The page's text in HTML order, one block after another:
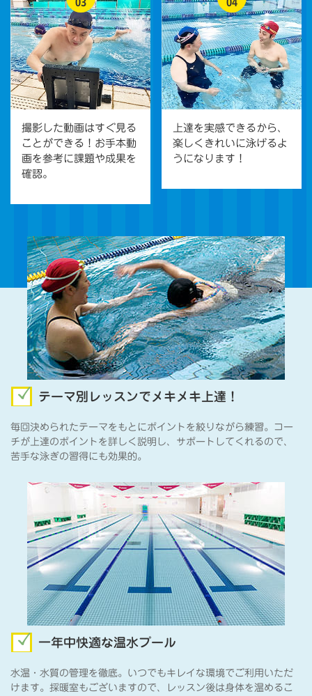
撮影した動画はすぐ見る
ことができる！お手本動
画を参考に課題や成果を
確認。
03
上達を実感できるから、
楽しくきれいに泳げるよ
うになります！
04
テーマ別レッスンでメキメキ上達！
毎回決められたテーマをもとにポイントを絞りながら練習。コー
チが上達のポイントを詳しく説明し、サポートしてくれるので、
苦手な泳ぎの習得にも効果的。
一年中快適な温水プール
水温・水質の管理を徹底。いつでもキレイな環境でご利用いただ
けます。採暖室もございますので、レッスン後は身体を温めるこ